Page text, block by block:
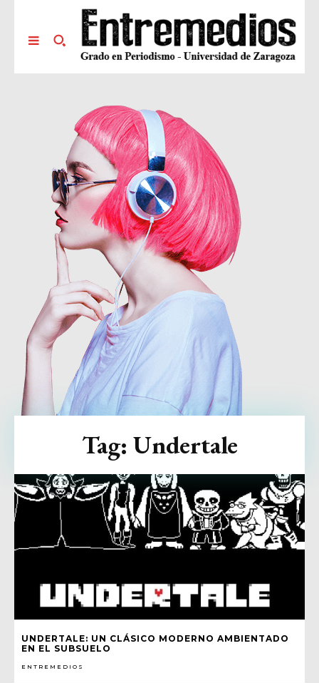
UNDERTALE: UN CLÁSICO MODERNO AMBIENTADO
EN EL SUBSUELO
ENTREMEDIOS
Tag: Undertale